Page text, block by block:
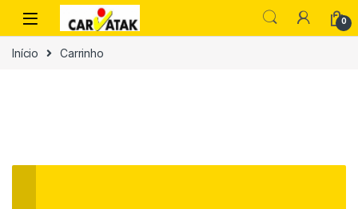
Skip to navigation
Skip to content
0
Início Carrinho